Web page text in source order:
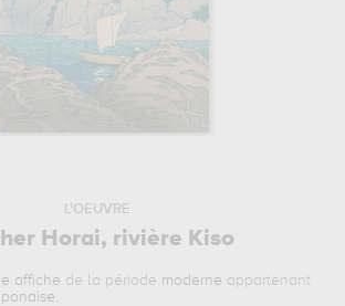
L'OEUVRE
Horai, rivière Kiso
affiche de la période moderne appartenant
.